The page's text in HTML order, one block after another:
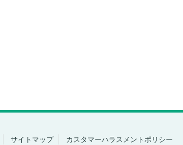
サイトマップ カスタマーハラスメントポリシー